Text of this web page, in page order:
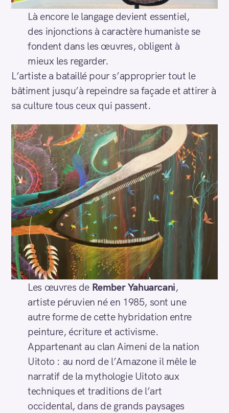
Là encore le langage devient essentiel,
des injonctions à caractère humaniste se
fondent dans les œuvres, obligent à
mieux les regarder.
L’artiste a bataillé pour s’approprier tout le
bâtiment jusqu’à repeindre sa façade et attirer à
sa culture tous ceux qui passent.
Les œuvres de Rember Yahuarcani,
artiste péruvien né en 1985, sont une
autre forme de cette hybridation entre
peinture, écriture et activisme.
Appartenant au clan Aimeni de la nation
Uitoto : au nord de l’Amazone il mêle le
narratif de la mythologie Uitoto aux
techniques et traditions de l’art
occidental, dans de grands paysages